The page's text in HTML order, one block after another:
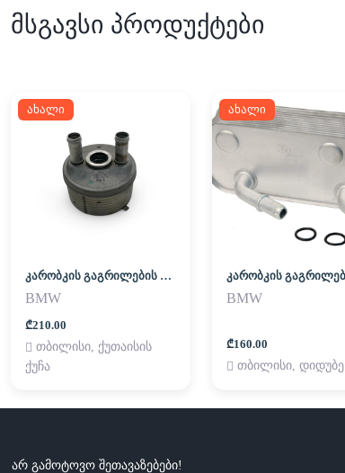
მსგავსი პროდუქტები
ახალი
კარობკის გაგრილების რადიატორი (გოჭი)
BMW
₾210.00
თბილისი, ქუთაისის
ქუჩა
ახალი
BMW
₾160.00
თბილისი, დიდუბე
არ გამოტოვო შეთავაზებები!